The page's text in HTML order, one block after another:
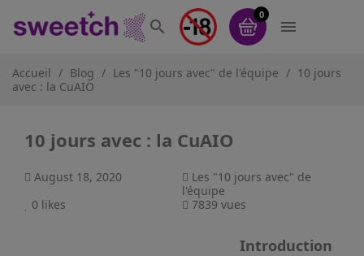

0

Accueil Blog Les "10 jours avec" de l'équipe
10 jours
avec : la CuAIO
10 jours avec : la CuAIO
August 18, 2020
Les "10 jours avec" de
l'équipe
0 likes 7839 vues
Introduction